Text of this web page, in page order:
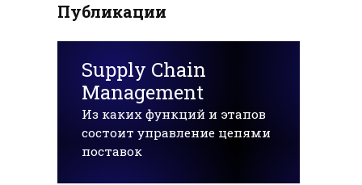
Публикации
Supply Chain
Management
Из каких функций и этапов
состоит управление цепями
поставок